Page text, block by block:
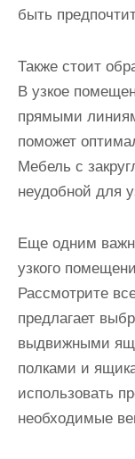
быть
Также стоит
В узкое
прямыми
поможет
Мебель с
неудобной для
Еще одним
узкого
Рассмотрите
предлагает
выдвижными
полками и
использовать
необходимые